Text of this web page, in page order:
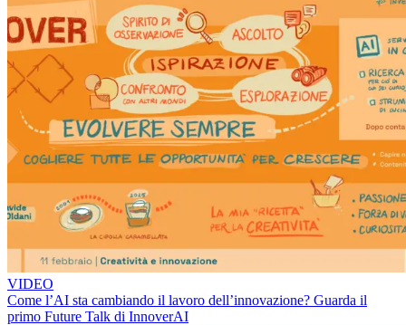
VIDEO
Come l’AI sta cambiando il lavoro dell’innovazione? Guarda il
primo Future Talk di InnoverAI